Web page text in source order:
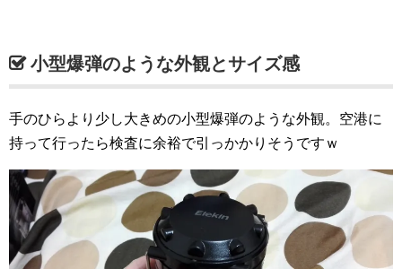
小型爆弾のような外観とサイズ感
手のひらより少し大きめの小型爆弾のような外観。空港に
持って行ったら検査に余裕で引っかかりそうですｗ